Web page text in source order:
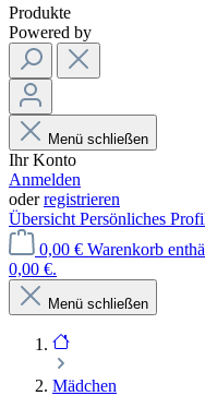
Produkte
Powered by
Menü schließen
Ihr Konto
Anmelden
oderregistrieren
Übersicht Persönliches
0,00 € Warenkorb
0,00 €.
Menü schließen
Mädchen